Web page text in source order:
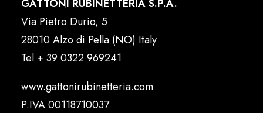
GATTONI RUBINETTERIA S.P.A.
Via Pietro Durio, 5
28010 Alzo di Pella (NO) Italy
Tel + 39 0322 969241
www.gattonirubinetteria.com
P.IVA 00118710037